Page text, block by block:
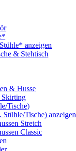
anzeigen
& Stehtisch
& Husse
Skirting
Tische)
Stühle/Tische) anzeigen
Stretch
Classic